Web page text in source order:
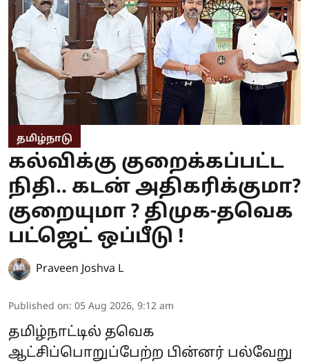
தமிழ்நாடு
கல்விக்கு குறைக்கப்பட்ட
நிதி.. கடன் அதிகரிக்குமா?
குறையுமா ? திமுக-தவெக
பட்ஜெட் ஒப்பீடு !
Praveen Joshva L
Published on: 05 Aug 2026, 9:12 am
தமிழ்நாட்டில் தவெக
ஆட்சிப்பொறுப்பேற்ற பின்னர் பல்வேறு